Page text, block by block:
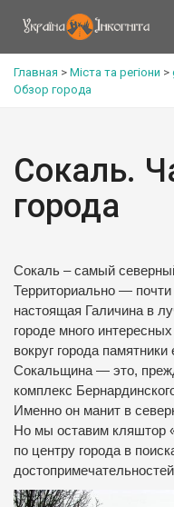
Главная > Міста та регіони >
Обзор города
Сокаль.
города
Сокаль – самый
Территориально —
настоящая Галичина в
городе много
вокруг города
Сокальщина — это,
комплекс
Именно он манит в
Но мы оставим кляштор
по центру города в